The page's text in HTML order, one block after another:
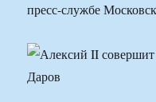
пресс-службе